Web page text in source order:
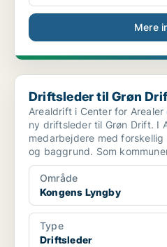
Mere
Driftsleder til Grøn Drift i [xxxxx]
Driftsleder til Grøn
Arealdrift i Center for Arealer
ny driftsleder til Grøn Drift. I
medarbejdere med
og baggrund. Som
Område
Kongens Lyngby
Type
Driftsleder